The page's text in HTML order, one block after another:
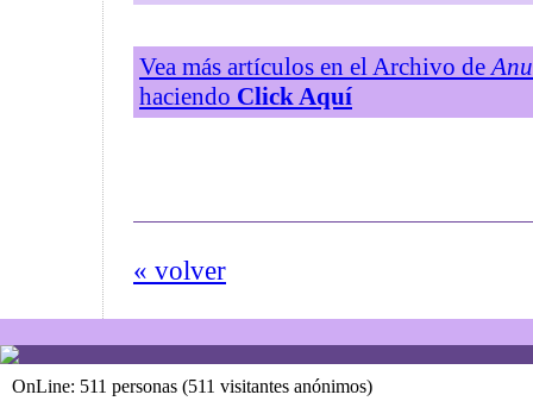
Vea más artículos en el Archivo de
haciendo Click Aquí
« volver
OnLine: 511 personas (511 visitantes anónimos)